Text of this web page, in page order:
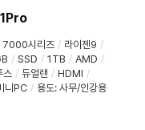
7000시리즈 / 라이젠9 /
/ SSD / 1TB / AMD /
스 / 듀얼랜 / HDMI /
니PC / 용도: 사무/인강용